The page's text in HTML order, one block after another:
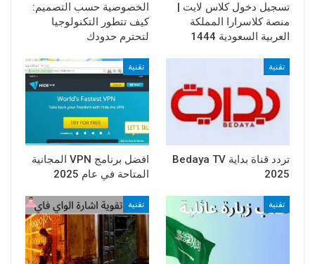
تسجيل دخول كلاس لايت |
منصة كلاسرارا المملكة
العربية السعودية 1444
الخصوصية حسب التصميم:
كيف تتطور التكنولوجيا
لتحترم حدودك
تقنية
تردد قناة بداية Bedaya TV
2025
تقنية
افضل برنامج VPN المجانية
المتاحة في عام 2025
تقنية تقنية